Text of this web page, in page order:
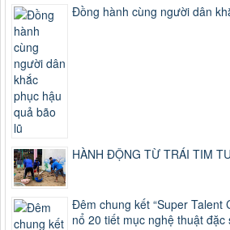
Đồng hành cùng người dân
HÀNH ĐỘNG TỪ TRÁI TIM
Đêm chung kết “Super Talent
nổ 20 tiết mục nghệ thuật đặc